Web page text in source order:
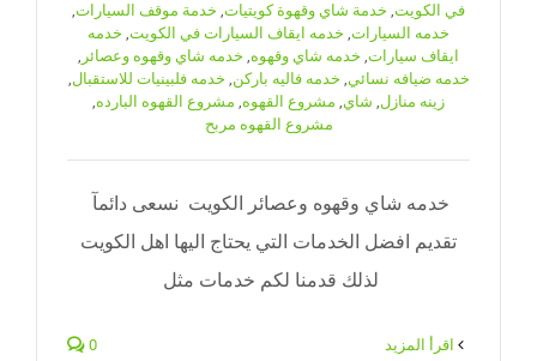
في الكويت, خدمة شاي وقهوة كويتيات, خدمة موقف السيارات,
خدمه السيارات, خدمه ايقاف السيارات في الكويت, خدمه
ايقاف سيارات, خدمه شاي وقهوه, خدمه شاي وقهوه وعصائر ,
خدمه ضيافه نسائي, خدمه فاليه باركن, خدمه فلبينيات للاستقبال,
زينه منازل, شاي, مشروع القهوه, مشروع القهوه البارده,
مشروع القهوه مربح
خدمه شاي وقهوه وعصائر الكويت نسعى دائمآ
تقديم افضل الخدمات التي يحتاج اليها اهل الكويت
لذلك قدمنا لكم خدمات مثل
0